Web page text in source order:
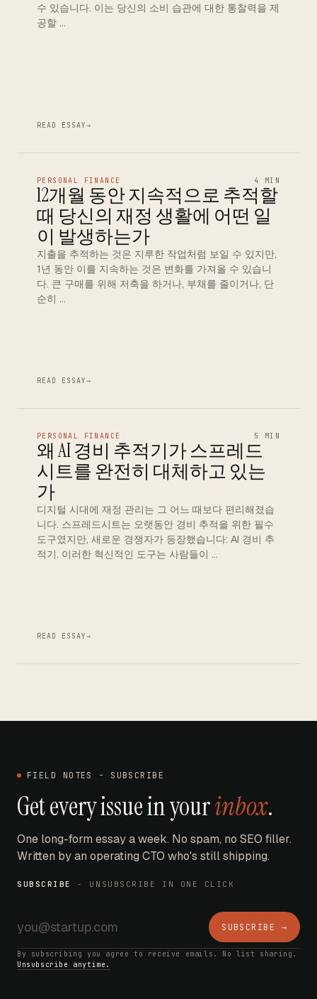
수 있습니다. 이는 당신의 소비 습관에 대한 통찰력을 제
공할 …
READ ESSAY→
PERSONAL FINANCE 4 MIN
12개월 동안 지속적으로 추적할
때 당신의 재정 생활에 어떤 일
이 발생하는가
지출을 추적하는 것은 지루한 작업처럼 보일 수 있지만,
1년 동안 이를 지속하는 것은 변화를 가져올 수 있습니
다. 큰 구매를 위해 저축을 하거나, 부채를 줄이거나, 단
순히 …
READ ESSAY→
PERSONAL FINANCE 5 MIN
왜 AI 경비 추적기가 스프레드
시트를 완전히 대체하고 있는
가
디지털 시대에 재정 관리는 그 어느 때보다 편리해졌습
니다. 스프레드시트는 오랫동안 경비 추적을 위한 필수
도구였지만, 새로운 경쟁자가 등장했습니다: AI 경비 추
적기. 이러한 혁신적인 도구는 사람들이 …
READ ESSAY→
FIELD NOTES - SUBSCRIBE
Get every issue in yourinbox.
One long-form essay a week. No spam, no SEO filler.
Written by an operating CTO who's still shipping.
SUBSCRIBE - UNSUBSCRIBE IN ONE CLICK
SUBSCRIBE →
By subscribing you agree to receive emails. No list sharing.
Unsubscribe anytime.